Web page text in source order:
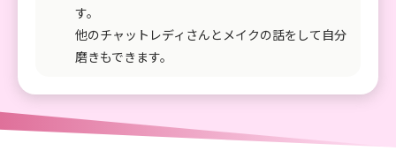
す。
他のチャットレディさんとメイクの話をして自分
磨きもできます。